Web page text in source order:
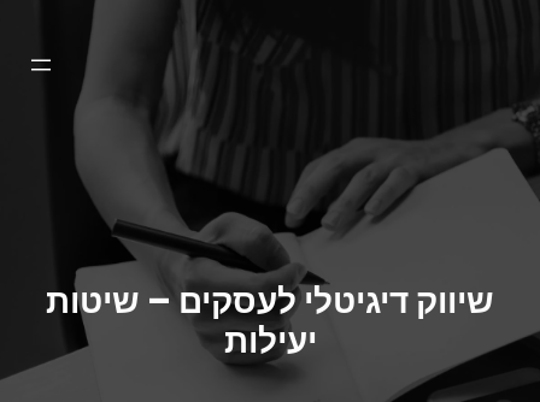
שיווק דיגיטלי לעסקים – שיטות
יעילות